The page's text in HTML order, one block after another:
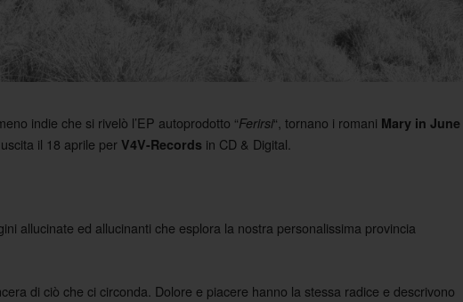
indie che si rivelò l’EP autoprodotto “Ferirsi“, tornano i romani Mary in June
il 18 aprile perV4V-Records in CD & Digital.
allucinate ed allucinanti che esplora la nostra personalissima provincia
di ciò che ci circonda. Dolore e piacere hanno la stessa radice e descrivono